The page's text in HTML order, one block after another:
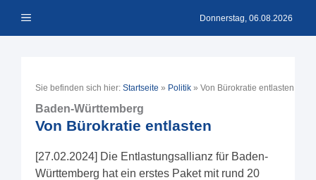
Inhalt Menü Donnerstag, 06.08.2026
Sie befinden sich hier: Startseite » Politik » Von Bürokratie entlasten
Baden-Württemberg
Von Bürokratie entlasten
[27.02.2024] Die Entlastungsallianz für Baden-
Württemberg hat ein erstes Paket mit rund 20